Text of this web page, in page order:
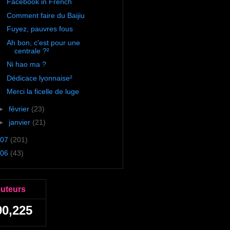
Comment faire du Baijiu
Fuyez, pauvres fous
Ah bon, c'est pour une
centrale ?²
Ni hao ma ?
Dédicace lyonnaise²
Merci la ficelle de luge
février (23)
janvier (21)
07 (201)
06 (43)